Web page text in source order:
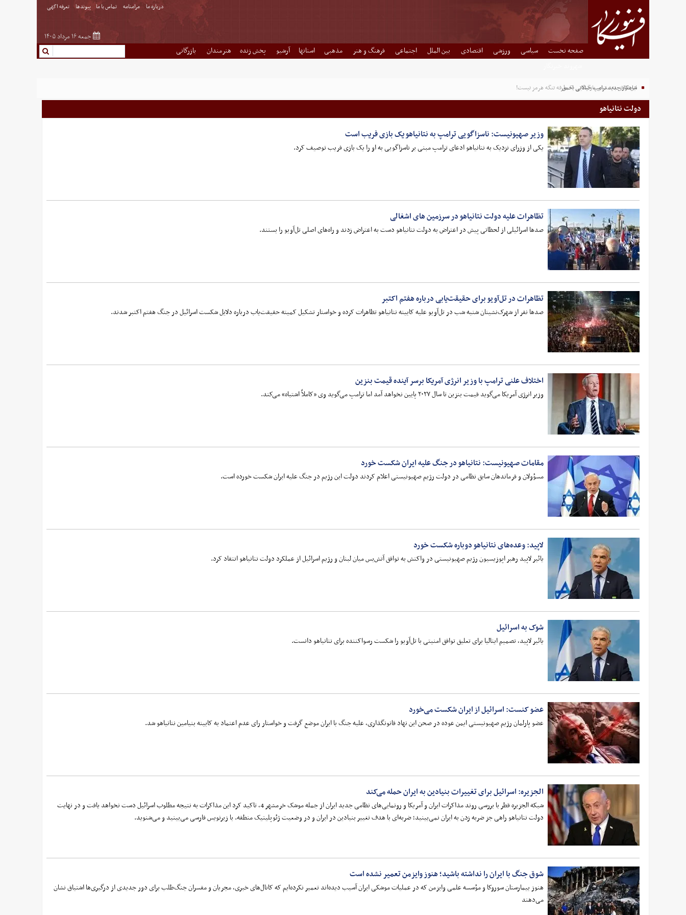
درباره ما مرامنامه تماس با ما پیوندها تعرفه اگهی
جمعه ۱۶ مرداد ۱۴۰۵
صفحه نخست سیاسی ورزشی اقتصادی بین الملل اجتماعی فرهنگ و هنر مذهبی استانها آرشیو پخش زنده هنرمندان
بازرگانی
شاهکار جدید ترامپ خیالاتی احمق
دولت نتانیاهو
وزیر صهیونیست: ناسزاگویی ترامپ به نتانیاهو یک بازی فریب است
یکی از وزرای نزدیک به نتانیاهو ادعای ترامپ مبنی بر ناسزاگویی به او را یک بازی فریب توصیف کرد.
تظاهرات علیه دولت نتانیاهو در سرزمین های اشغالی
صدها اسرائیلی از لحظاتی پیش در اعتراض به دولت نتانیاهو دست به اعتراض زدند و راه‌های اصلی تل‌آویو را بستند.
تظاهرات در تل‌آویو برای حقیقت‌یابی درباره هفتم اکتبر
صدها نفر از شهرک‌نشینان شنبه شب در تل‌آویو علیه کابینه نتانیاهو تظاهرات کرده و خواستار تشکیل کمیته حقیقت‌یاب درباره دلایل شکست اسرائیل در جنگ هفتم اکتبر شدند.
اختلاف علنی ترامپ با وزیر انرژی آمریکا برسر آینده قیمت بنزین
وزیر انرژی آمریکا می‌گوید قیمت بنزین تا سال ۲۰۲۷ پایین نخواهد آمد اما ترامپ می‌گوید وی «کاملاً اشتباه» می‌کند.
مقامات صهیونیست: نتانیاهو در جنگ علیه ایران شکست خورد
مسؤولان و فرماندهان سابق نظامی در دولت رژیم صهیونیستی اعلام کردند دولت این رژیم در جنگ علیه ایران شکست خورده است.
لاپید: وعده‌های نتانیاهو دوباره شکست خورد
یائیر لاپید رهبر اپوزیسیون رژیم صهیونیستی در واکنش به توافق آتش‌بس میان لبنان و رژیم اسرائیل از عملکرد دولت نتانیاهو انتقاد کرد.
شوک به اسرائیل
یائیر لاپید، تصمیم ایتالیا برای تعلیق توافق امنیتی با تل‌آویو را شکست رسواکننده برای نتانیاهو دانست.
عضو کنست: اسرائیل از ایران شکست می‌خورد
عضو پارلمان رژیم صهیونیستی ایمن عوده در صحن این نهاد قانونگذاری، علیه جنگ با ایران موضع گرفت و خواستار رای عدم اعتماد به کابینه بنیامین نتانیاهو شد.
الجزیره: اسرائیل برای تغییرات بنیادین به ایران حمله می‌کند
شبکه الجزیره قطر با بررسی روند مذاکرات ایران و آمریکا و رونمایی‌های نظامی جدید ایران از جمله موشک خرمشهر 4، تاکید کرد این مذاکرات به نتیجه مطلوب اسرائیل دست نخواهد یافت و در نهایت
دولت نتانیاهو راهی جز ضربه زدن به ایران نمی‌بینید؛ ضربه‌ای با هدف تغییر بنیادین در ایران و در وضعیت ژئوپلیتیک منطقه. با زیرنویس فارسی می‌بینید و می‌شنوید.
شوق‌ جنگ‌ با ایران را نداشته باشید؛ هنوز وایزمن تعمیر نشده است
هنوز بیمارستان سوروکا و مؤسسه علمی وایزمن که در عملیات موشکی ایران آسیب دیده‌اند تعمیر نکرده‌ایم که کانال‌های خبری، مجریان و مفسران جنگ‌طلب برای دور جدیدی از درگیری‌ها اشتیاق نشان
می‌دهند